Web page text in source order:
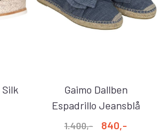
Silk
Gaimo Dallben
Espadrillo Jeansblå
1.400,- 840,-